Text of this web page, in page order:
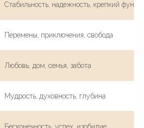
Стабильность, надежность, крепкий
Перемены, приключения, свобода
Любовь, дом, семья, забота
Мудрость, духовность, глубина